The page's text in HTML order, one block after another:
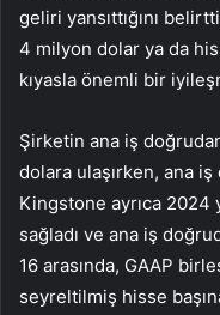
geliri yansıttığını
4 milyon dolar ya da
kıyasla önemli bir
Şirketin ana iş
dolara ulaşırken, ana iş
Kingstone ayrıca 2024
sağladı ve ana iş
16 arasında, GAAP
seyreltilmiş hisse